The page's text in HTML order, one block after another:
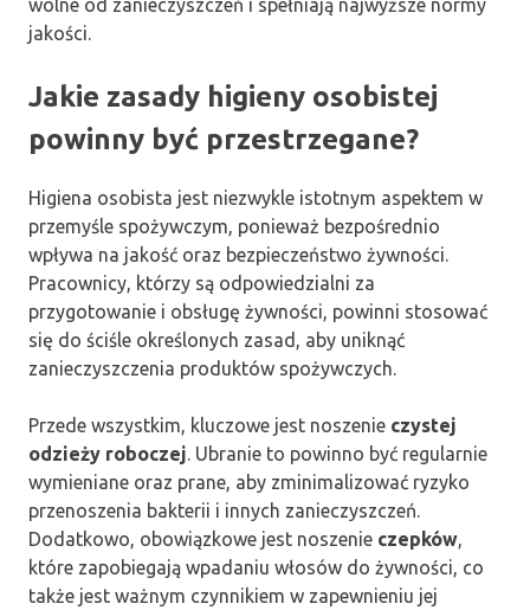
jakości.
Jakie zasady higieny osobistej
powinny być przestrzegane?
Higiena osobista jest niezwykle istotnym aspektem w
przemyśle spożywczym, ponieważ bezpośrednio
wpływa na jakość oraz bezpieczeństwo żywności.
Pracownicy, którzy są odpowiedzialni za
przygotowanie i obsługę żywności, powinni stosować
się do ściśle określonych zasad, aby uniknąć
zanieczyszczenia produktów spożywczych.
Przede wszystkim, kluczowe jest noszenie czystej
odzieży roboczej. Ubranie to powinno być regularnie
wymieniane oraz prane, aby zminimalizować ryzyko
przenoszenia bakterii i innych zanieczyszczeń.
Dodatkowo, obowiązkowe jest noszenie czepków,
które zapobiegają wpadaniu włosów do żywności, co
także jest ważnym czynnikiem w zapewnieniu jej